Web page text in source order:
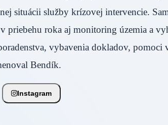
situácii služby krízovej intervencie.
priebehu roka aj monitoring územia a
vybavenia dokladov,
Bendík.
Instagram